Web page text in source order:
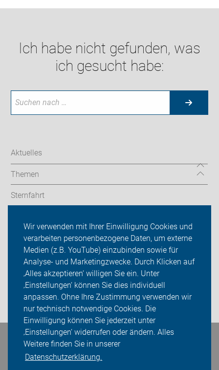
Wir verwenden mit Ihrer Einwilligung Cookies und
verarbeiten personenbezogene Daten, um externe
Medien (z.B. YouTube) einzubinden sowie für
Analyse- und Marketingzwecke. Durch Klicken auf
‚Alles akzeptieren‘ willigen Sie ein. Unter
‚Einstellungen‘ können Sie dies individuell
anpassen. Ohne Ihre Zustimmung verwenden wir
nur technisch notwendige Cookies. Die
Einwilligung können Sie jederzeit unter
‚Einstellungen‘ widerrufen oder ändern. Alles
Weitere finden Sie in unserer
Datenschutzerklärung.
Ich habe nicht gefunden, was
ich gesucht habe:
Aktuelles
Themen
Sternfahrt
ADFC Berlin
Sei dabei
Presse
Bleiben Sie in Kontakt